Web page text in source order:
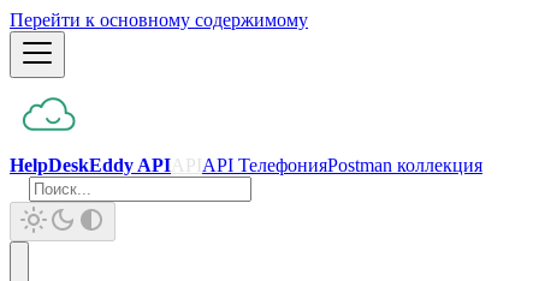
Перейти к основному содержимому
HelpDeskEddy API APIAPI ТелефонияPostman коллекция